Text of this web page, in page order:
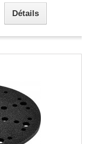
Détails